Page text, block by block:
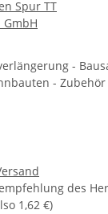
Spur TT
GmbH
-
-
des
1,62 €)